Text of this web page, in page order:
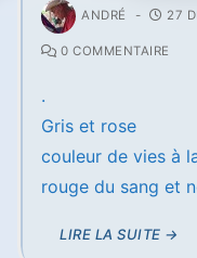
ANDRÉ - 27
0 COMMENTAIRE
.
Gris et rose
couleur de vies à
rouge du sang et
LIRE LA SUITE →